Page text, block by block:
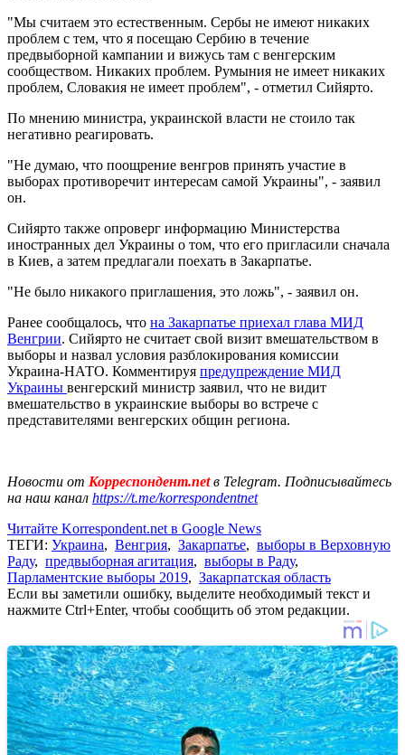
"Мы считаем это естественным. Сербы не имеют никаких
проблем с тем, что я посещаю Сербию в течение
предвыборной кампании и вижусь там с венгерским
сообществом. Никаких проблем. Румыния не имеет никаких
проблем, Словакия не имеет проблем", - отметил Сийярто.
По мнению министра, украинской власти не стоило так
негативно реагировать.
"Не думаю, что поощрение венгров принять участие в
выборах противоречит интересам самой Украины", - заявил
он.
Сийярто также опроверг информацию Министерства
иностранных дел Украины о том, что его пригласили сначала
в Киев, а затем предлагали поехать в Закарпатье.
"Не было никакого приглашения, это ложь", - заявил он.
Ранее сообщалось, что на Закарпатье приехал глава МИД
Венгрии. Сийярто не считает свой визит вмешательством в
выборы и назвал условия разблокирования комиссии
Украина-НАТО. Комментируя предупреждение МИД
Украины венгерский министр заявил, что не видит
вмешательство в украинские выборы во встрече с
представителями венгерских общин региона.
Новости от Корреспондент.netв Telegram. Подписывайтесь
на наш канал https://t.me/korrespondentnet
Читайте Korrespondent.net в Google News
ТЕГИ: Украина, Венгрия, Закарпатье, выборы в Верховную
Раду, предвыборная агитация, выборы в Раду,
Парламентские выборы 2019, Закарпатская область
Если вы заметили ошибку, выделите необходимый текст и
нажмите Ctrl+Enter, чтобы сообщить об этом редакции.